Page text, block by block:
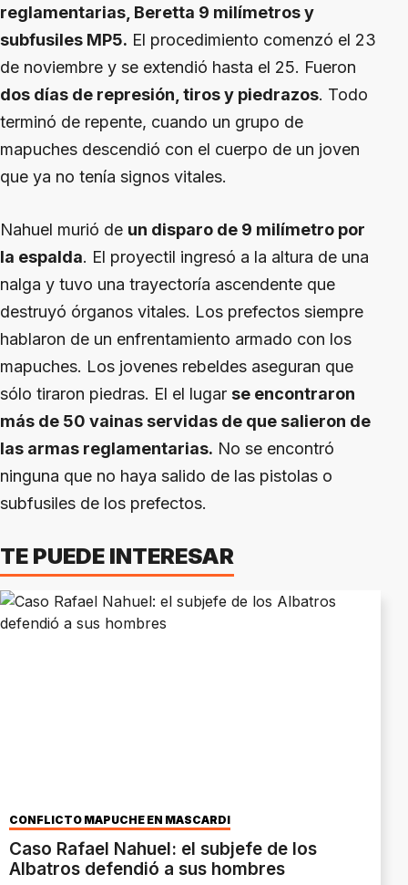
reglamentarias, Beretta 9 milímetros y
subfusiles MP5. El procedimiento comenzó el 23
de noviembre y se extendió hasta el 25. Fueron
dos días de represión, tiros y piedrazos. Todo
terminó de repente, cuando un grupo de
mapuches descendió con el cuerpo de un joven
que ya no tenía signos vitales.
Nahuel murió de un disparo de 9 milímetro por
la espalda. El proyectil ingresó a la altura de una
nalga y tuvo una trayectoría ascendente que
destruyó órganos vitales. Los prefectos siempre
hablaron de un enfrentamiento armado con los
mapuches. Los jovenes rebeldes aseguran que
sólo tiraron piedras. El el lugar se encontraron
más de 50 vainas servidas de que salieron de
las armas reglamentarias. No se encontró
ninguna que no haya salido de las pistolas o
subfusiles de los prefectos.
TE PUEDE INTERESAR
CONFLICTO MAPUCHE EN MASCARDI
Caso Rafael Nahuel: el subjefe de los
Albatros defendió a sus hombres